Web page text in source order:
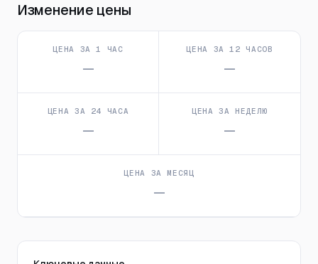
Изменение цены
ЦЕНА ЗА 1 ЧАС
—
ЦЕНА ЗА 12 ЧАСОВ
—
ЦЕНА ЗА 24 ЧАСА
—
ЦЕНА ЗА НЕДЕЛЮ
—
ЦЕНА ЗА МЕСЯЦ
—